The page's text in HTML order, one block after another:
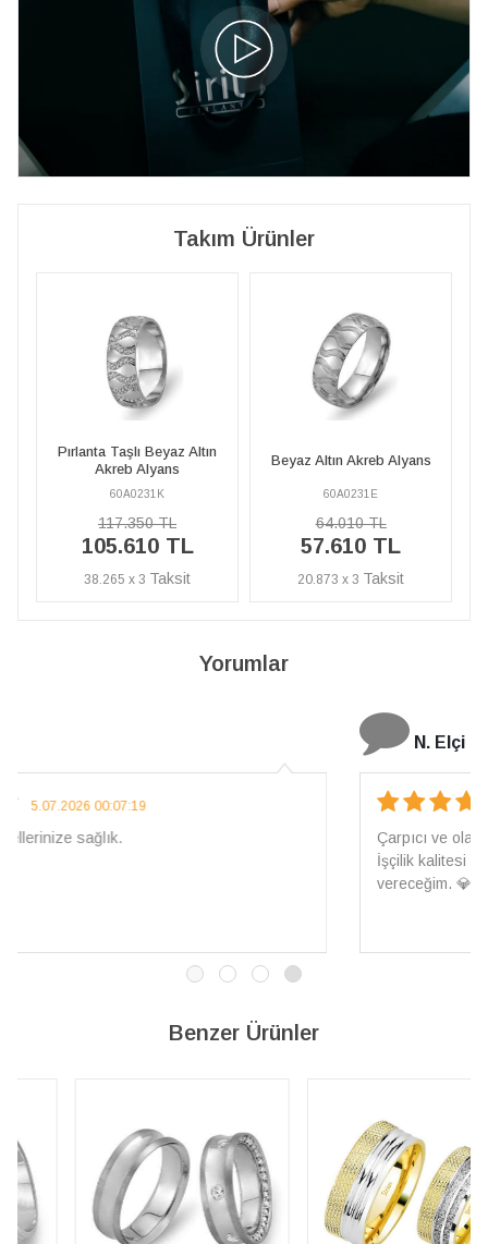
Takım Ürünler
Beyaz Altın Akreb Alyans
60A0231E
64.010 TL
57.610 TL
20.873 x 3
Pırlanta Taşlı Beyaz Altın
Akreb Alyans
60A0231K
117.350 TL
105.610 TL
38.265 x 3
Yorumlar
Çarpıcı ve olağanüstü bir işçilikle hazırlanmış bir mücevher.
İşçilik kalitesi mükemmel; artık sadece buradan sipariş
Benzer Ürünler